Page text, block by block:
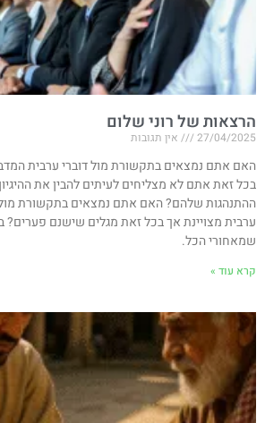
הרצאות של רוני שלום
27/04/2025 אין תגובות
האם אתם נמצאים בתקשורת מול דוברי ערבית
בכל זאת אתם לא מצליחים לעיתים להבין את
ההתנהגות שלהם? האם אתם נמצאים בתקשורת מול
ערבית מצויינת אך בכל זאת מגלים שישנם פערים?
שמאחורי הכל.
קרא עוד »